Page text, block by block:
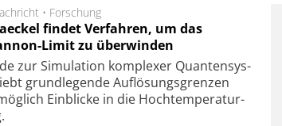
• Forschung
findet Verfahren, um das
Limit zu überwinden
zur Simu­la­tion kom­ple­xer Quan­ten­sys­
grund­le­gen­de Auf­lösungs­gren­zen
Ein­blicke in die Hoch­tempe­ra­tur­